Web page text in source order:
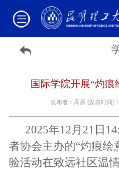
国际学院开展“灼痕
发布者：高原 [发表时间]
2025年12月21日
者协会主办的“灼痕绘
验活动在致远社区温